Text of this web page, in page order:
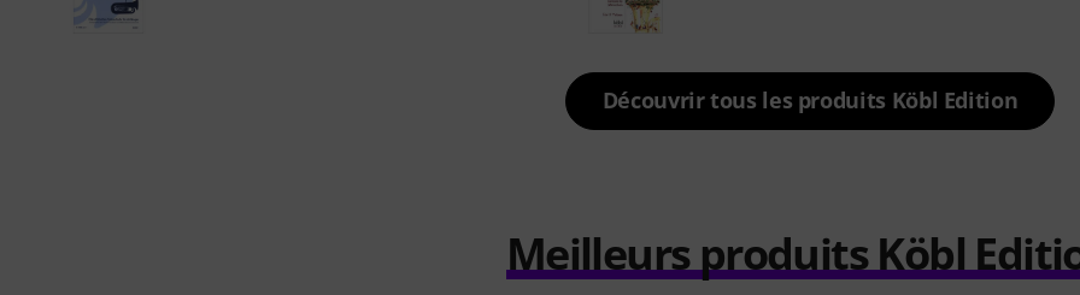
Découvrir tous les produits Köbl Edition
Meilleurs produits Köbl